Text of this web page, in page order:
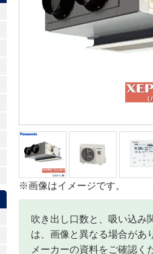
※画像はイメージです。
吹き出し口数と、吸い込み
は、画像と異なる場合があ
メーカーの資料をご確認く